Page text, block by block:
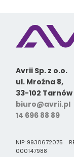
Avrii Sp. z o.o.
ul. Mroźna 8,
33-102 Tarnów
biuro@avrii.pl
14 696 88 89
NIP: 9930672075
000147988